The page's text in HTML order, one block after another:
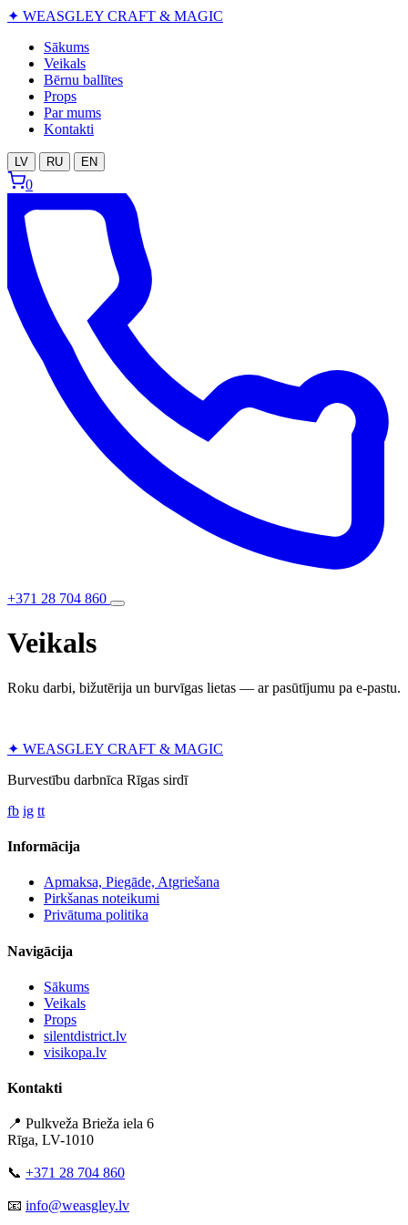
✦ WEASGLEY CRAFT & MAGIC
Sākums
Veikals
Bērnu ballītes
Props
Par mums
Kontakti
LV RU EN
0
+371 28 704 860
Veikals
Roku darbi, bižutērija un burvīgas lietas — ar pasūtījumu pa e-pastu.
✦ WEASGLEY CRAFT & MAGIC
Burvestību darbnīca Rīgas sirdī
fb ig tt
Informācija
Apmaksa, Piegāde, Atgriešana
Pirkšanas noteikumi
Privātuma politika
Navigācija
Sākums
Veikals
Props
silentdistrict.lv
visikopa.lv
Kontakti
📍 Pulkveža Brieža iela 6
Rīga, LV-1010
📞 +371 28 704 860
📧 info@weasgley.lv